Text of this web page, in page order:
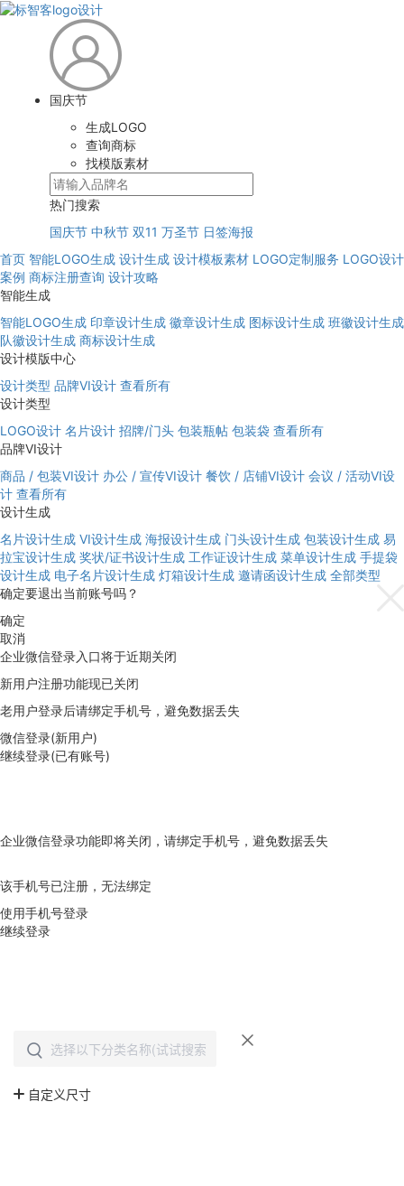
国庆节
生成LOGO
查询商标
找模版素材
热门搜索
国庆节 中秋节 双11 万圣节 日签海报
首页 智能LOGO生成 设计生成 设计模板素材 LOGO定制服务 LOGO设计
案例 商标注册查询 设计攻略
智能生成
智能LOGO生成 印章设计生成 徽章设计生成 图标设计生成 班徽设计生成
队徽设计生成 商标设计生成
设计模版中心
设计类型 品牌VI设计 查看所有
设计类型
LOGO设计 名片设计 招牌/门头 包装瓶帖 包装袋 查看所有
品牌VI设计
商品 / 包装VI设计 办公 / 宣传VI设计 餐饮 / 店铺VI设计 会议 / 活动VI设
计 查看所有
设计生成
名片设计生成 VI设计生成 海报设计生成 门头设计生成 包装设计生成 易
拉宝设计生成 奖状/证书设计生成 工作证设计生成 菜单设计生成 手提袋
设计生成 电子名片设计生成 灯箱设计生成 邀请函设计生成 全部类型
确定要退出当前账号吗？
确定
取消
企业微信登录入口将于近期关闭
新用户注册功能现已关闭
老用户登录后请绑定手机号，避免数据丢失
微信登录(新用户)
继续登录(已有账号)
企业微信登录功能即将关闭，请绑定手机号，避免数据丢失
该手机号已注册，无法绑定
使用手机号登录
继续登录